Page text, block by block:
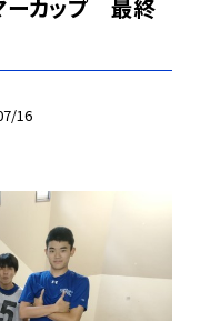
ーカップ 最終
16